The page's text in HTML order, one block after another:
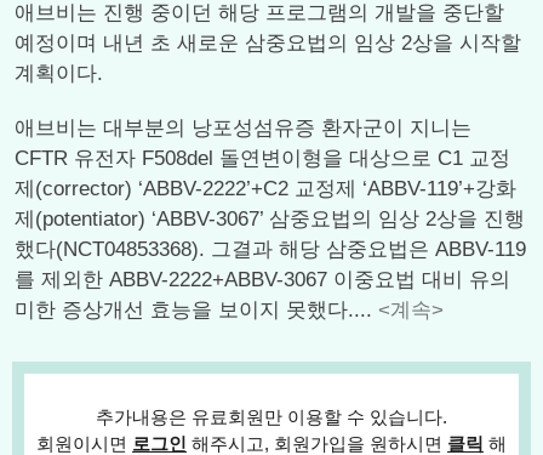
애브비는 진행 중이던 해당 프로그램의 개발을 중단할
예정이며 내년 초 새로운 삼중요법의 임상 2상을 시작할
계획이다.
애브비는 대부분의 낭포성섬유증 환자군이 지니는
CFTR 유전자 F508del 돌연변이형을 대상으로 C1 교정
제(corrector) ‘ABBV-2222’+C2 교정제 ‘ABBV-119’+강화
제(potentiator) ‘ABBV-3067’ 삼중요법의 임상 2상을 진행
했다(NCT04853368). 그결과 해당 삼중요법은 ABBV-119
를 제외한 ABBV-2222+ABBV-3067 이중요법 대비 유의
미한 증상개선 효능을 보이지 못했다.... <계속>
추가내용은 유료회원만 이용할 수 있습니다.
회원이시면 로그인 해주시고, 회원가입을 원하시면 클릭 해